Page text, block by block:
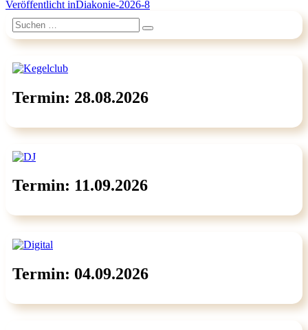
am
Beitragsnavigation
Veröffentlicht inDiakonie-2026-8
Suchen
nach:
Suchen
Termin: 28.08.2026
Termin: 11.09.2026
Termin: 04.09.2026